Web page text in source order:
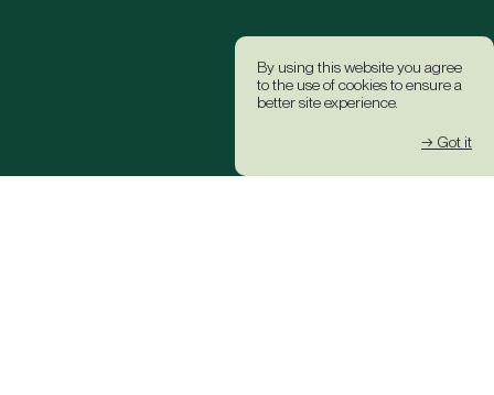
By using this website you agree
to the use of cookies to ensure a
better site experience.
→ Got it